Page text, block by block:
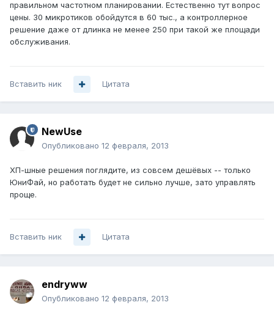
правильном частотном планировании. Естественно тут вопрос
цены. 30 микротиков обойдутся в 60 тыс., а контроллерное
решение даже от длинка не менее 250 при такой же площади
обслуживания.
Вставить ник Цитата
NewUse
Опубликовано 12 февраля, 2013
ХП-шные решения поглядите, из совсем дешёвых -- только
ЮниФай, но работать будет не сильно лучше, зато управлять
проще.
Вставить ник Цитата
endryww
Опубликовано 12 февраля, 2013